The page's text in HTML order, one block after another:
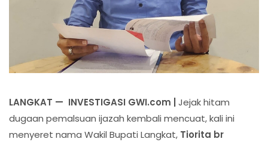
LANGKAT — INVESTIGASI GWI.com | Jejak hitam
dugaan pemalsuan ijazah kembali mencuat, kali ini
menyeret nama Wakil Bupati Langkat, Tiorita br